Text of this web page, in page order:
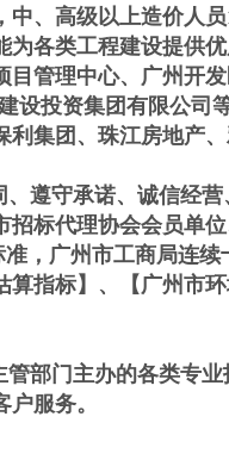
、高级以上造价人
各类工程建设提供
管理中心、广州开
设投资集团有限公司
集团、珠江房地产、
遵守承诺、诚信经
标代理协会会员单
，广州市工商局连
指标】、【广州市
部门主办的各类专
服务。